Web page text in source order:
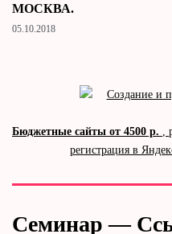
МОСКВА.
05.10.2018
Бюджетные сайты от 4500 р. ,
регистрация в
Семинар —